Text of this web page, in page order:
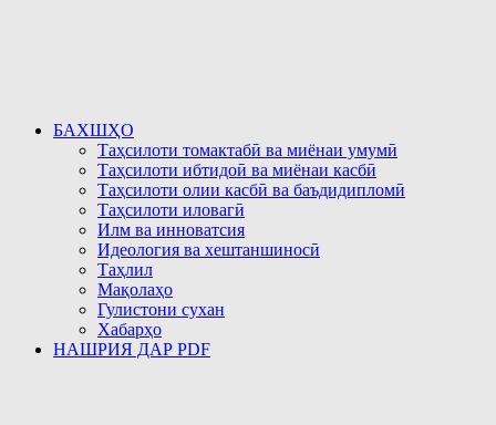
БАХШҲО
Таҳсилоти томактабӣ ва миёнаи умумӣ
Таҳсилоти ибтидоӣ ва миёнаи касбӣ
Таҳсилоти олии касбӣ ва баъдидипломӣ
Таҳсилоти иловагӣ
Илм ва инноватсия
Идеология ва хештаншиносӣ
Таҳлил
Мақолаҳо
Гулистони сухан
Хабарҳо
НАШРИЯ ДАР PDF